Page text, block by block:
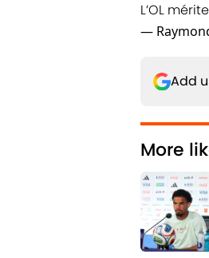
L’OL
—
Add
More